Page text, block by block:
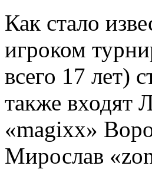
Как стало
игроком
всего 17 лет)
также входят
«magixx»
Мирослав